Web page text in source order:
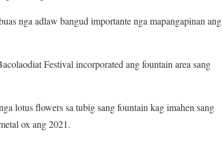
nga adlaw bangud importante nga mapangapinan ang
Festival incorporated ang fountain area sang
lotus flowers sa tubig sang fountain kag imahen sang
ox ang 2021.